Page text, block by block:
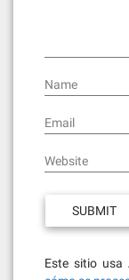
Name
Email
Website
Este sitio usa